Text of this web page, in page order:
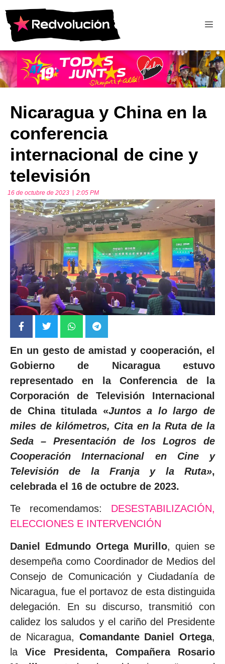
Nicaragua y China en la
conferencia
internacional de cine y
televisión
16 de octubre de 2023 2:05 PM
En un gesto de amistad y cooperación, el
Gobierno de Nicaragua estuvo
representado en la Conferencia de la
Corporación de Televisión Internacional
de China titulada «Juntos a lo largo de
miles de kilómetros, Cita en la Ruta de la
Seda – Presentación de los Logros de
Cooperación Internacional en Cine y
Televisión de la Franja y la Ruta»,
celebrada el 16 de octubre de 2023.
Te recomendamos: DESESTABILIZACIÓN,
ELECCIONES E INTERVENCIÓN
Daniel Edmundo Ortega Murillo, quien se
desempeña como Coordinador de Medios del
Consejo de Comunicación y Ciudadanía de
Nicaragua, fue el portavoz de esta distinguida
delegación. En su discurso, transmitió con
calidez los saludos y el cariño del Presidente
de Nicaragua, Comandante Daniel Ortega,
laVice Presidenta, Compañera Rosario